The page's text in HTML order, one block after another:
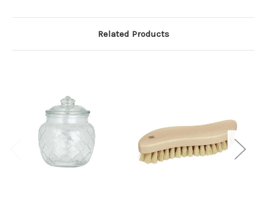
Related Products